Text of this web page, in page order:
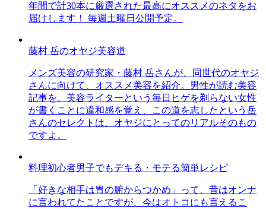
年間で計30本に厳選された最高にオススメのネタをお
届けします！ 毎週土曜日公開予定。
藤村 岳のオヤジ美容道
メンズ美容の研究家・藤村 岳さんが、同世代のオヤジ
さんに向けて、オススメ美容を紹介。男性が読む美容
記事を、美容ライターという毎日ヒゲを剃らない女性
が書くことに違和感を覚え、この道を志したという岳
さんのセレクトは、オヤジにとってのリアルそのもの
ですよ。
料理初心者男子でもデキる・モテる簡単レシピ
「好きな相手は胃の腑からつかめ」って、昔はオンナ
に言われてたことですが、今はオトコにも言えるこ